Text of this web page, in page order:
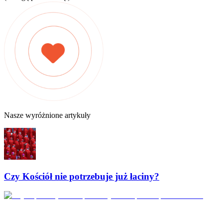
Nasze wyróżnione artykuły
Czy Kościół nie potrzebuje już łaciny?